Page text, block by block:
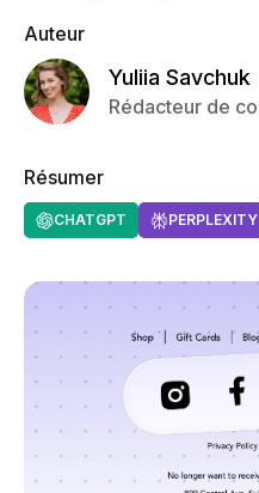
Auteur
Yuliia Savchuk
Rédacteur de
Résumer
CHATGPT PERPLEXITY